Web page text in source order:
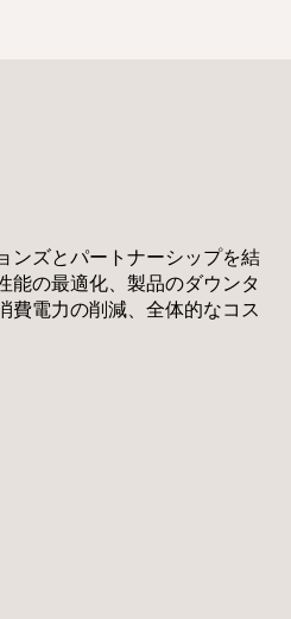
ンズとパートナーシップを結
能の最適化、製品のダウンタ
費電力の削減、全体的なコス